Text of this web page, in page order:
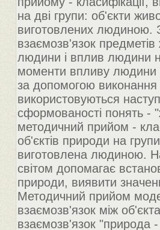
на дві групи: об'єкти
виготовлених людиною.
взаємозв'язок
людини і вплив людини
моменти впливу людини
за допомогою виконання
використовуються
сформованості понять -
методичний прийом -
об'єктів природи на
виготовлена людиною.
світом допомагає
природи, виявити
Методичний прийом
взаємозв'язок між
взаємозв'язок "природа